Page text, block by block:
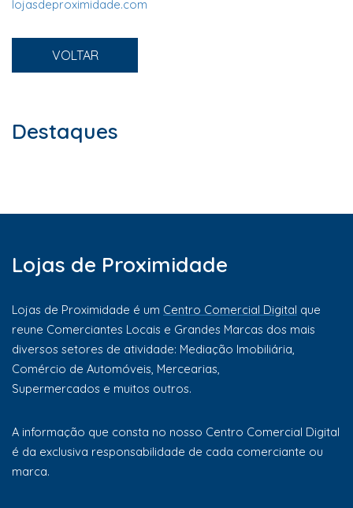
lojasdeproximidade.com
VOLTAR
Destaques
Lojas de Proximidade
Lojas de Proximidade é um Centro Comercial Digital que
reune Comerciantes Locais e Grandes Marcas dos mais
diversos setores de atividade: Mediação Imobiliária,
Comércio de Automóveis, Mercearias,
Supermercados e muitos outros.
A informação que consta no nosso Centro Comercial Digital
é da exclusiva responsabilidade de cada comerciante ou
marca.